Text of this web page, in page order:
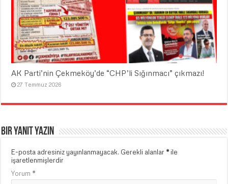
AK Parti’nin Çekmeköy’de “CHP’li Sığınmacı” çıkmazı!
27 Temmuz 2026
Bir yanıt yazın
E-posta adresiniz yayınlanmayacak. Gerekli alanlar *ile
işaretlenmişlerdir
Yorum *